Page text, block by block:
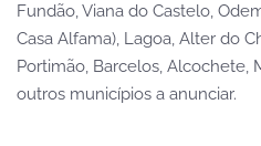
Fundão, Viana do Castelo,
Casa Alfama), Lagoa, Alter do
Portimão, Barcelos, Alcochete,
outros municípios a anunciar.